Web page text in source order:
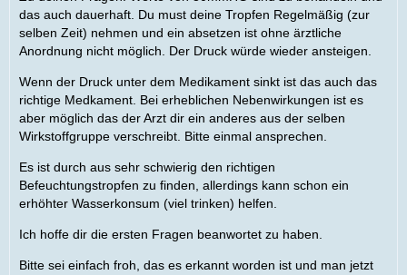
das auch dauerhaft. Du must deine Tropfen Regelmäßig (zur
selben Zeit) nehmen und ein absetzen ist ohne ärztliche
Anordnung nicht möglich. Der Druck würde wieder ansteigen.
Wenn der Druck unter dem Medikament sinkt ist das auch das
richtige Medkament. Bei erheblichen Nebenwirkungen ist es
aber möglich das der Arzt dir ein anderes aus der selben
Wirkstoffgruppe verschreibt. Bitte einmal ansprechen.
Es ist durch aus sehr schwierig den richtigen
Befeuchtungstropfen zu finden, allerdings kann schon ein
erhöhter Wasserkonsum (viel trinken) helfen.
Ich hoffe dir die ersten Fragen beanwortet zu haben.
Bitte sei einfach froh, das es erkannt worden ist und man jetzt